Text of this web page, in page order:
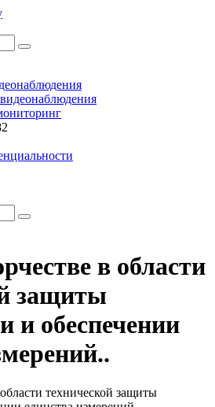
в области
защиты
и обеспечении